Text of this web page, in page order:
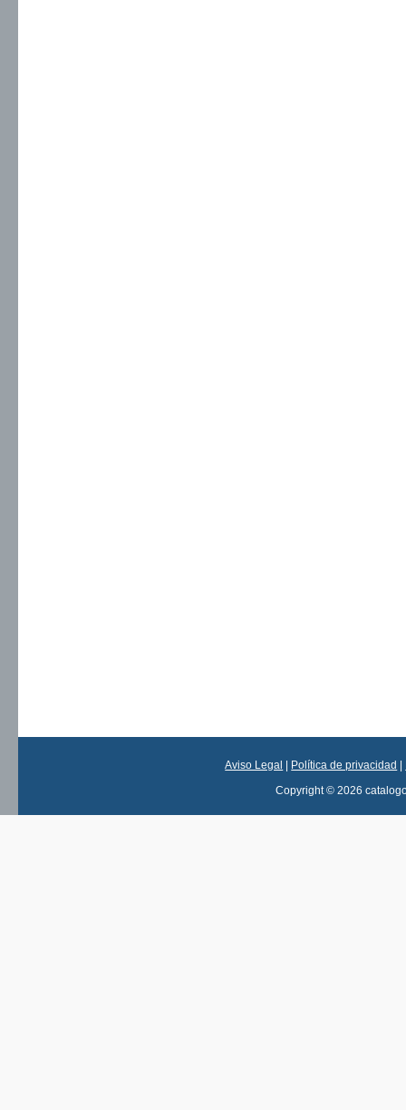
Aviso Legal Política de privacidad
Copyright © 2026